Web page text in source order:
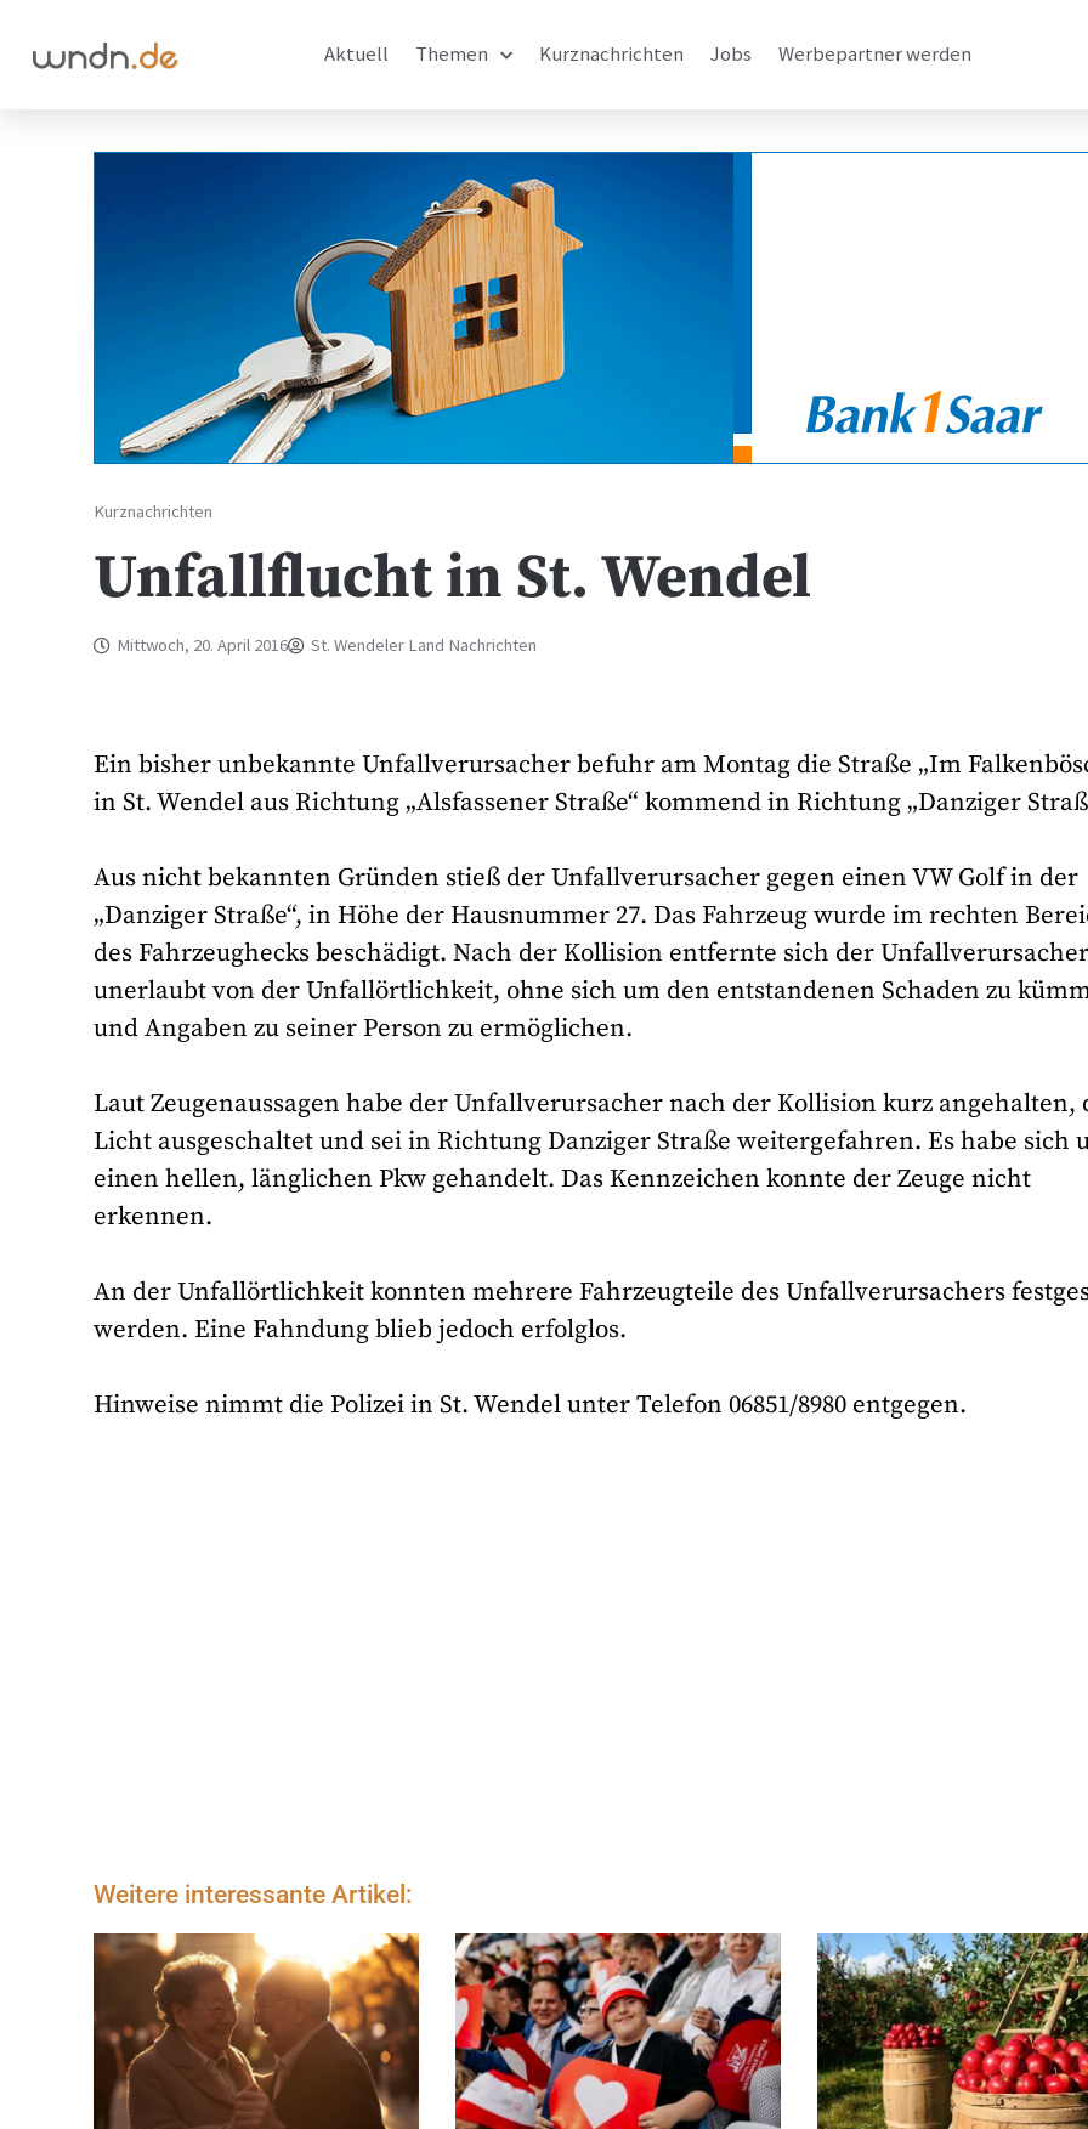
Aktuell Themen Kurznachrichten Jobs Werbepartner werden
Kurznachrichten
Unfallflucht in St. Wendel
Mittwoch, 20. April 2016 St. Wendeler Land Nachrichten
Ein bisher unbekannte Unfallverursacher befuhr am Montag die Straße „Im
in St. Wendel aus Richtung „Alsfassener Straße“ kommend in Richtung „Danziger
Aus nicht bekannten Gründen stieß der Unfallverursacher gegen einen VW Golf in der
„Danziger Straße“, in Höhe der Hausnummer 27. Das Fahrzeug wurde im rechten
des Fahrzeughecks beschädigt. Nach der Kollision entfernte sich der Unfallverursacher
unerlaubt von der Unfallörtlichkeit, ohne sich um den entstandenen Schaden zu
und Angaben zu seiner Person zu ermöglichen.
Laut Zeugenaussagen habe der Unfallverursacher nach der Kollision kurz angehalten,
Licht ausgeschaltet und sei in Richtung Danziger Straße weitergefahren. Es habe sich
einen hellen, länglichen Pkw gehandelt. Das Kennzeichen konnte der Zeuge nicht
erkennen.
An der Unfallörtlichkeit konnten mehrere Fahrzeugteile des Unfallverursachers
werden. Eine Fahndung blieb jedoch erfolglos.
Hinweise nimmt die Polizei in St. Wendel unter Telefon 06851/8980 entgegen.
Weitere interessante Artikel: